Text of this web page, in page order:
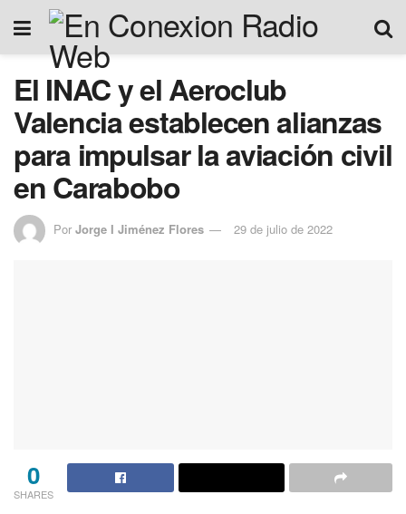
El INAC y el Aeroclub
Valencia establecen alianzas
para impulsar la aviación civil
en Carabobo
Por Jorge I Jiménez Flores 29 de julio de 2022
0
SHARES